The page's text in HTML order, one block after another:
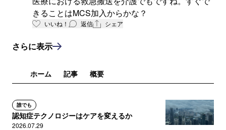
きることはMCS加入からかな？
いいね！ 返信 シェア
さらに表示
ホーム 記事 概要
誰でも
認知症テクノロジーはケアを変えるか
2026.07.29